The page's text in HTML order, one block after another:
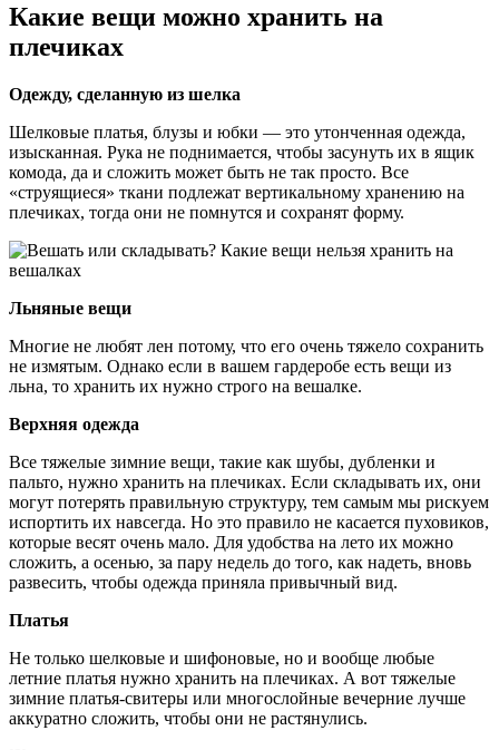
Какие вещи можно хранить на
плечиках
Одежду, сделанную из шелка
Шелковые платья, блузы и юбки — это утонченная одежда,
изысканная. Рука не поднимается, чтобы засунуть их в ящик
комода, да и сложить может быть не так просто. Все
«струящиеся» ткани подлежат вертикальному хранению на
плечиках, тогда они не помнутся и сохранят форму.
Льняные вещи
Многие не любят лен потому, что его очень тяжело сохранить
не измятым. Однако если в вашем гардеробе есть вещи из
льна, то хранить их нужно строго на вешалке.
Верхняя одежда
Все тяжелые зимние вещи, такие как шубы, дубленки и
пальто, нужно хранить на плечиках. Если складывать их, они
могут потерять правильную структуру, тем самым мы рискуем
испортить их навсегда. Но это правило не касается пуховиков,
которые весят очень мало. Для удобства на лето их можно
сложить, а осенью, за пару недель до того, как надеть, вновь
развесить, чтобы одежда приняла привычный вид.
Платья
Не только шелковые и шифоновые, но и вообще любые
летние платья нужно хранить на плечиках. А вот тяжелые
зимние платья-свитеры или многослойные вечерние лучше
аккуратно сложить, чтобы они не растянулись.